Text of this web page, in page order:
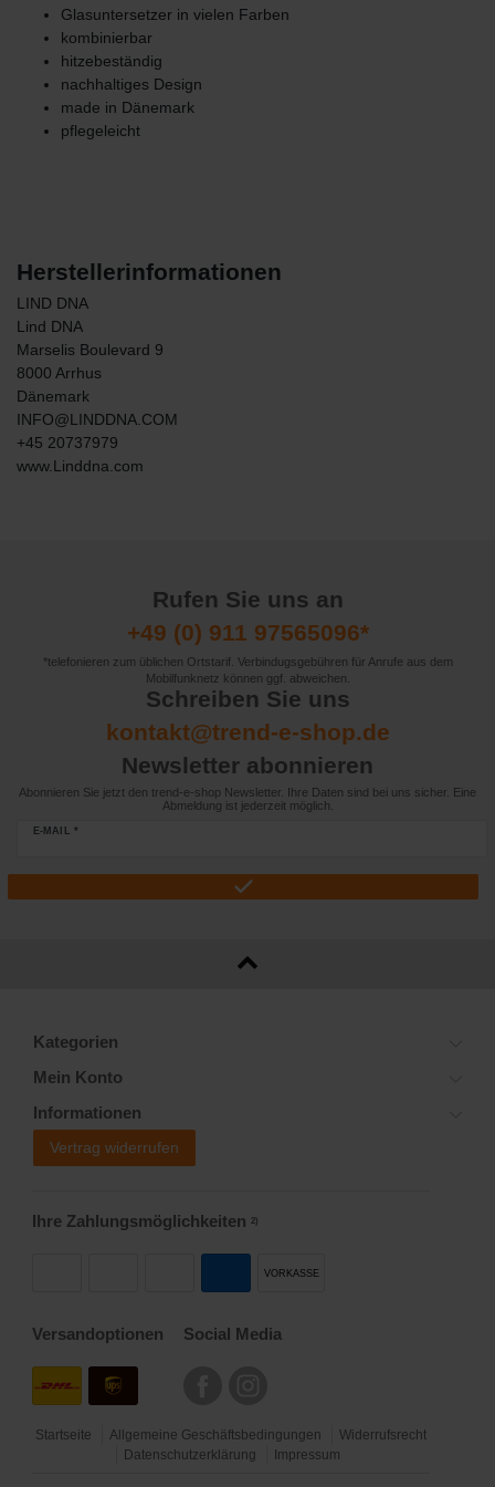
Glasuntersetzer in vielen Farben
kombinierbar
hitzebeständig
nachhaltiges Design
made in Dänemark
pflegeleicht
Herstellerinformationen
LIND DNA
Lind DNA
Marselis Boulevard 9
8000 Arrhus
Dänemark
INFO@LINDDNA.COM
+45 20737979
www.Linddna.com
Rufen Sie uns an
+49 (0) 911 97565096*
*telefonieren zum üblichen Ortstarif. Verbindugsgebühren für Anrufe aus dem
Mobilfunknetz können ggf. abweichen.
Schreiben Sie uns
kontakt@trend-e-shop.de
Newsletter abonnieren
Abonnieren Sie jetzt den trend-e-shop Newsletter. Ihre Daten sind bei uns sicher. Eine
Abmeldung ist jederzeit möglich.
E-MAIL *
Kategorien
Mein Konto
Informationen
Vertrag widerrufen
Ihre Zahlungsmöglichkeiten 2)
VORKASSE
Versandoptionen Social Media
Startseite Allgemeine Geschäftsbedingungen
Widerrufsrecht
Datenschutzerklärung
Impressum